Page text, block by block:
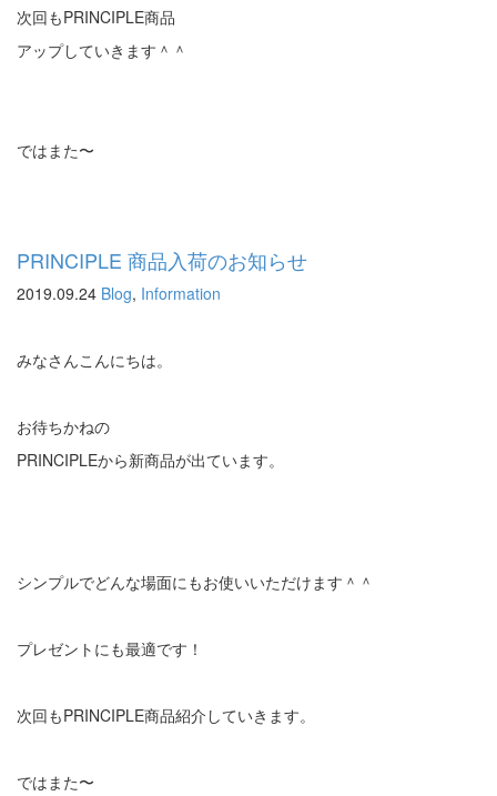
次回もPRINCIPLE商品
アップしていきます＾＾
ではまた〜
PRINCIPLE 商品入荷のお知らせ
2019.09.24 Blog, Information
みなさんこんにちは。
お待ちかねの
PRINCIPLEから新商品が出ています。
シンプルでどんな場面にもお使いいただけます＾＾
プレゼントにも最適です！
次回もPRINCIPLE商品紹介していきます。
ではまた〜